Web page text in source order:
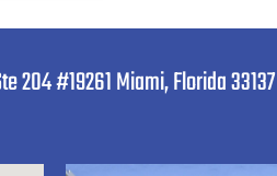
204 #19261 Miami, Florida 33137